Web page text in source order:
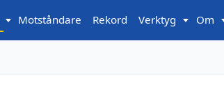
Motståndare Rekord Verktyg Om